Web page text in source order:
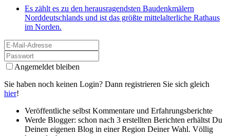
Es zählt es zu den herausragendsten Baudenkmälern
Norddeutschlands und ist das größte mittelalterliche Rathaus
im Norden.
Angemeldet bleiben
Sie haben noch keinen Login? Dann registrieren Sie sich gleich
hier!
Veröffentliche selbst Kommentare und Erfahrungsberichte
Werde Blogger: schon nach 3 erstellten Berichten erhältst Du
Deinen eigenen Blog in einer Region Deiner Wahl. Völlig